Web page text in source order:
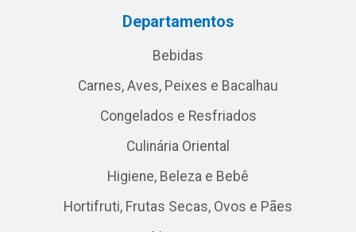
Departamentos
Bebidas
Carnes, Aves, Peixes e Bacalhau
Congelados e Resfriados
Culinária Oriental
Higiene, Beleza e Bebê
Hortifruti, Frutas Secas, Ovos e Pães